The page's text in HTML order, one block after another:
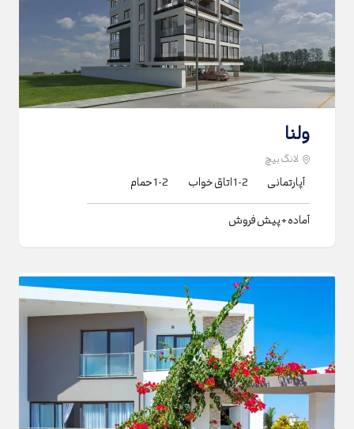
ولنا
لانگ بیچ
آپارتمانی 1-2اتاق خواب 1-2حمام
آماده + پیش فروش